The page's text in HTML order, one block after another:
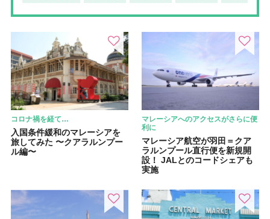
コロナ禍を経て…
入国条件緩和のマレーシアを
旅してみた 〜クアラルンプー
ル編〜
マレーシアへのアクセスがさらに便
利に
マレーシア航空が羽田＝クア
ラルンプール直行便を新規開
設！ JALとのコードシェアも
実施